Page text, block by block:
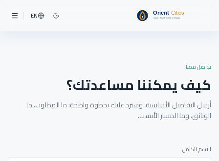
EN
تواصل معنا
كيف يمكننا مساعدتك؟
أرسل التفاصيل الأساسية، وسنرد عليك بخطوة واضحة: ما المطلوب، ما
الوثائق، وما المسار الأنسب.
الاسم الكامل